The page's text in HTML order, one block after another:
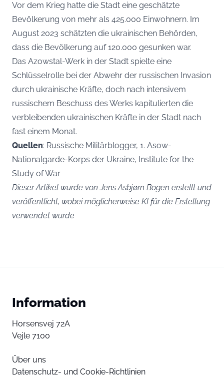
Vor dem Krieg hatte die Stadt eine geschätzte
Bevölkerung von mehr als 425.000 Einwohnern. Im
August 2023 schätzten die ukrainischen Behörden,
dass die Bevölkerung auf 120.000 gesunken war.
Das Azowstal-Werk in der Stadt spielte eine
Schlüsselrolle bei der Abwehr der russischen Invasion
durch ukrainische Kräfte, doch nach intensivem
russischem Beschuss des Werks kapitulierten die
verbleibenden ukrainischen Kräfte in der Stadt nach
fast einem Monat.
Quellen: Russische Militärblogger, 1. Asow-
Nationalgarde-Korps der Ukraine, Institute for the
Study of War
Dieser Artikel wurde von Jens Asbjørn Bogen erstellt und
veröffentlicht, wobei möglicherweise KI für die Erstellung
verwendet wurde
Information
Horsensvej 72A
Vejle 7100
Über uns
Datenschutz- und Cookie-Richtlinien